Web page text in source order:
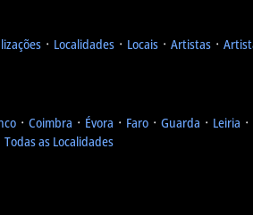
᛫ Localidades ᛫ Locais ᛫ Artistas ᛫
᛫ Coimbra ᛫ Évora ᛫ Faro ᛫ Guarda ᛫ Leiria ᛫
Todas as Localidades